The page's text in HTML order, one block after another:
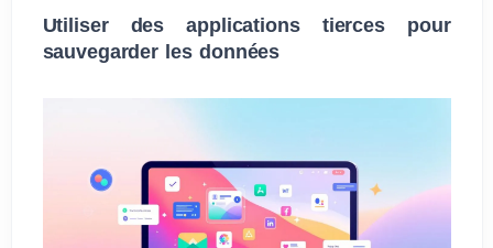
Utiliser des applications tierces pour
sauvegarder les données